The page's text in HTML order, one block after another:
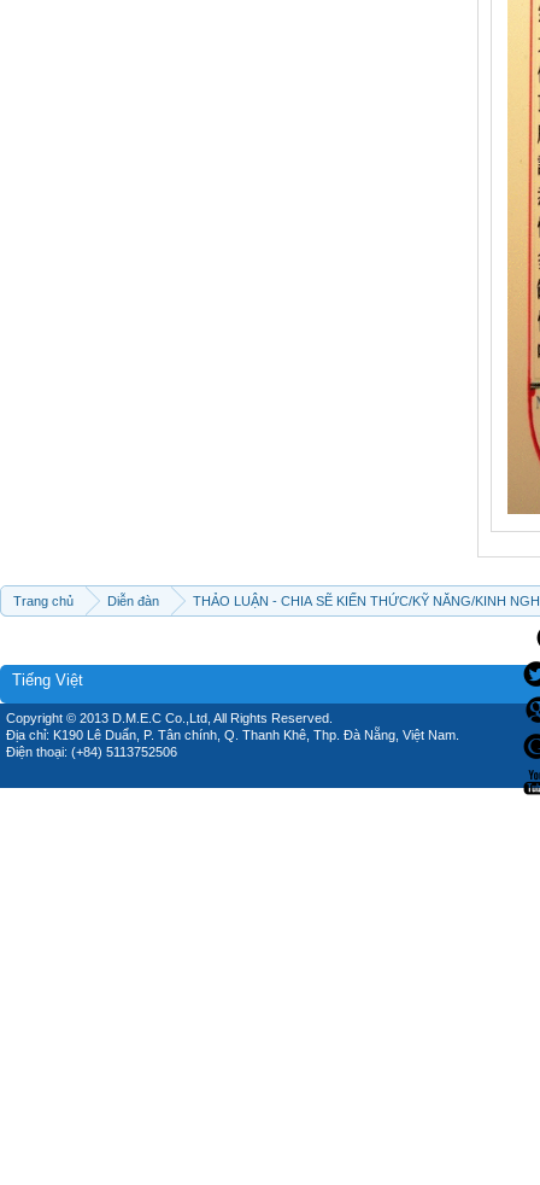
Trang chủ Diễn đàn THẢO LUẬN - CHIA SẼ KIẾN THỨC/KỸ NĂNG/KINH
Tiếng Việt
Copyright © 2013 D.M.E.C Co.,Ltd, All Rights Reserved.
Địa chỉ: K190 Lê Duẩn, P. Tân chính, Q. Thanh Khê, Thp. Đà Nẵng, Việt Nam.
Điện thoại: (+84) 5113752506